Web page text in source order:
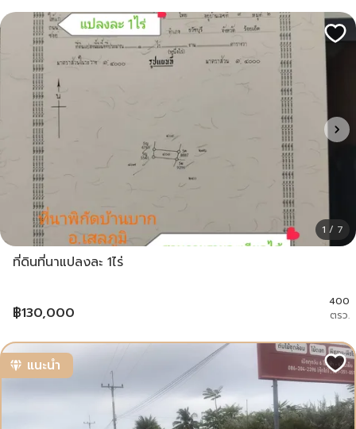
1 / 7
ที่ดินที่นาแปลงละ 1ไร่
฿130,000
400
ตรว.
แนะนำ